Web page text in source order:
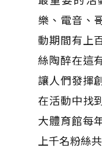
樂、電音、
動期間有上
絲陶醉在這
讓人們發揮
在活動中找
大體育館每
上千名粉絲